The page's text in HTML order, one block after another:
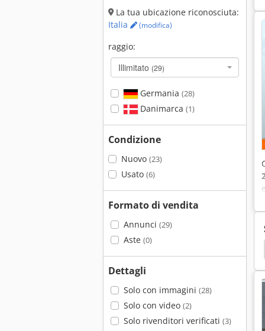
La tua ubicazione riconosciuta:
Italia
(modifica)
raggio:
Illimitato (29)
Germania (28)
Danimarca (1)
Condizione
Nuovo (23)
Usato (6)
Formato di vendita
Annunci (29)
Aste (0)
Dettagli
Solo con immagini (28)
Solo con video (2)
Solo rivenditori verificati (3)